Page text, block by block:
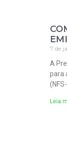
7 de
A
para
Leia